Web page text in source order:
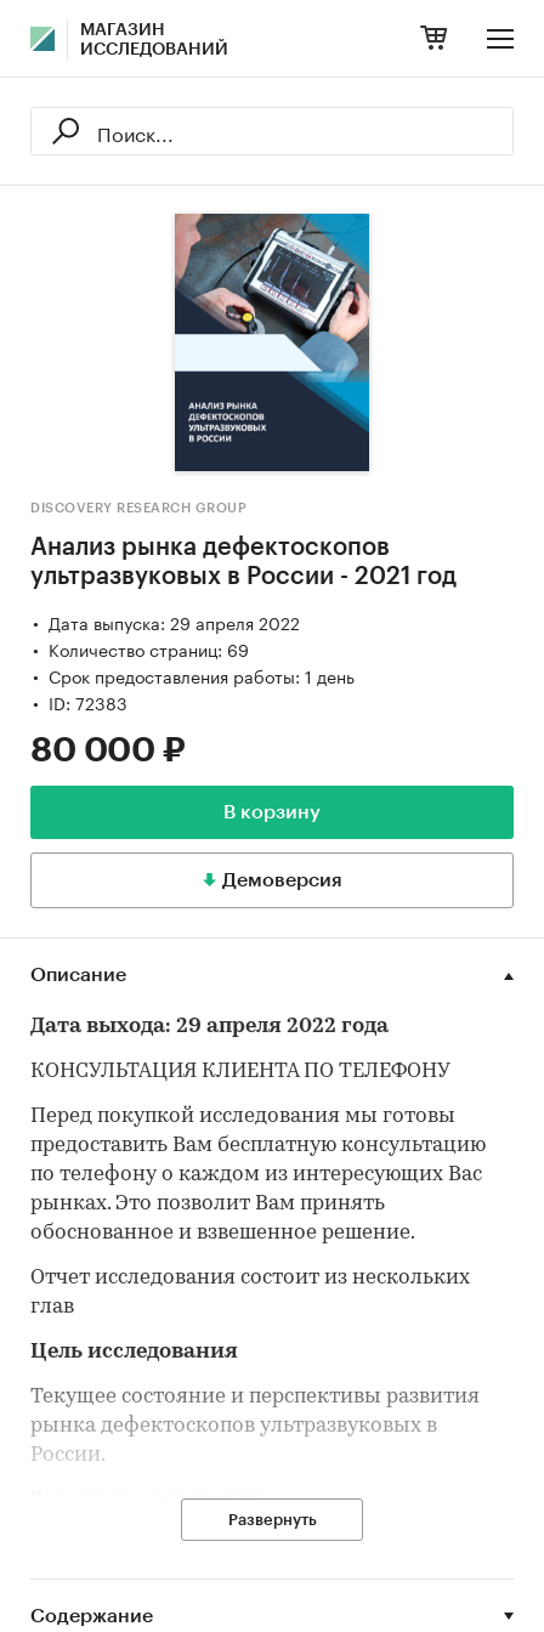
МАГАЗИН
ИССЛЕДОВАНИЙ
DISCOVERY RESEARCH GROUP
Анализ рынка дефектоскопов
ультразвуковых в России - 2021 год
Дата выпуска: 29 апреля 2022
Количество страниц: 69
Срок предоставления работы: 1 день
ID: 72383
80 000 ₽
В корзину
Демоверсия
Описание
Дата выхода: 29 апреля 2022 года
КОНСУЛЬТАЦИЯ КЛИЕНТА ПО ТЕЛЕФОНУ
Перед покупкой исследования мы готовы
предоставить Вам бесплатную консультацию
по телефону о каждом из интересующих Вас
рынках. Это позволит Вам принять
обоснованное и взвешенное решение.
Отчет исследования состоит из нескольких
глав
Цель исследования
Текущее состояние и перспективы развития
рынка дефектоскопов ультразвуковых в
России.
Задачи исследования
Объем и темпы роста рынка дефектоскопов
ультразвуковых в России.
Объем и темпы производства рынка
Развернуть
Содержание